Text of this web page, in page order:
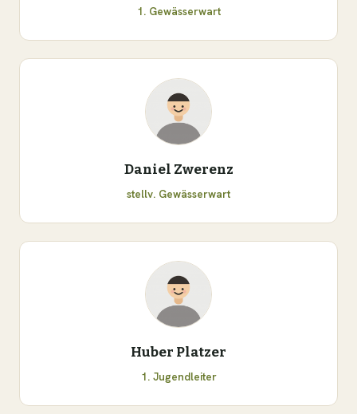
1. Gewässerwart
Daniel Zwerenz
stellv. Gewässerwart
Huber Platzer
1. Jugendleiter